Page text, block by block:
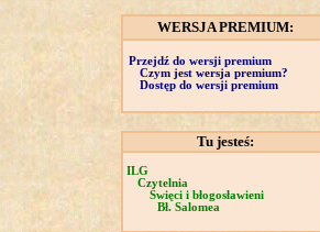
WERSJA PREMIUM:
Przejdź do wersji premium
Czym jest wersja premium?
Dostęp do wersji premium
Tu jesteś:
ILG
Czytelnia
Święci i błogosławieni
Bł. Salomea